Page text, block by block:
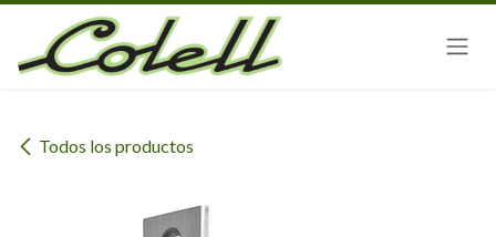
Ir al contenido
Todos los productos